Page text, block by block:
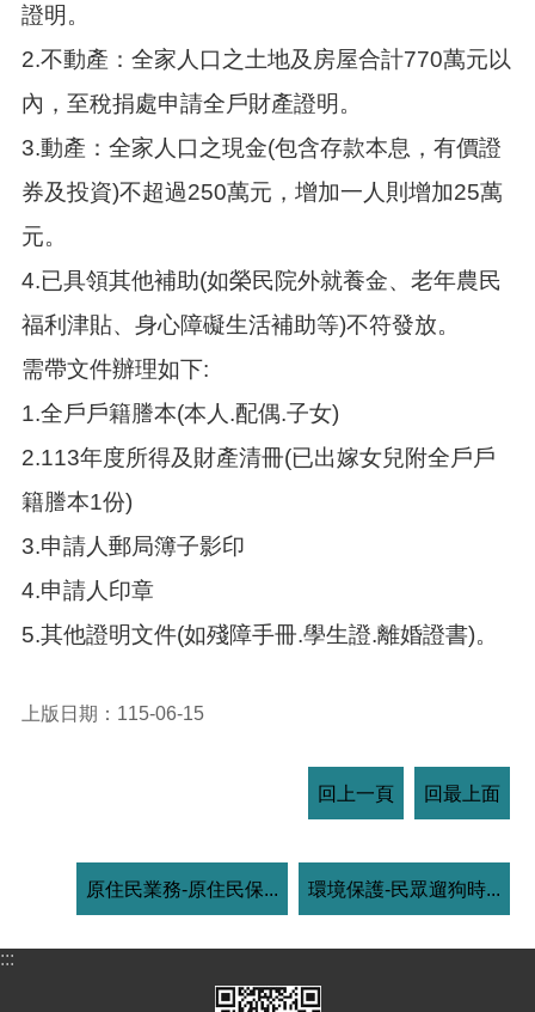
證明。
2.不動產：全家人口之土地及房屋合計770萬元以
內，至稅捐處申請全戶財產證明。
3.動產：全家人口之現金(包含存款本息，有價證
券及投資)不超過250萬元，增加一人則增加25萬
元。
4.已具領其他補助(如榮民院外就養金、老年農民
福利津貼、身心障礙生活補助等)不符發放。
需帶文件辦理如下:
1.全戶戶籍謄本(本人.配偶.子女)
2.113年度所得及財產清冊(已出嫁女兒附全戶戶
籍謄本1份)
3.申請人郵局簿子影印
4.申請人印章
5.其他證明文件(如殘障手冊.學生證.離婚證書)。
上版日期：115-06-15
回上一頁 回最上面
原住民業務-原住民保... 環境保護-民眾遛狗時...
:::